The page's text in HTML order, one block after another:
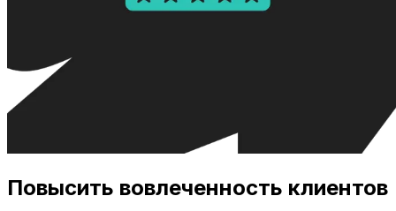
Повысить вовлеченность клиентов